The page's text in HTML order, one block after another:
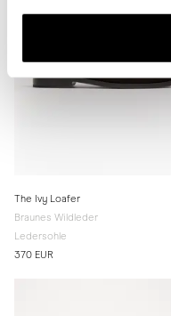
The Ivy Loafer
Braunes Wildleder
Ledersohle
370 EUR